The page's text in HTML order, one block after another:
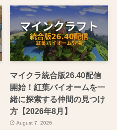
マイクラ統合版26.40配信
開始！紅葉バイオームを一
緒に探索する仲間の見つけ
方【2026年8月】
August 7, 2026